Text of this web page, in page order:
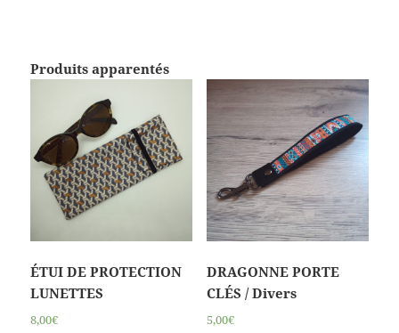
Produits apparentés
ÉTUI DE PROTECTION
LUNETTES
8,00€
DRAGONNE PORTE
CLÉS / Divers
5,00€